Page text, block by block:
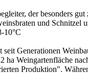
der besonders
und Schnitzel
10°C
Generationen
ha Weingartenfläche
Produktion".